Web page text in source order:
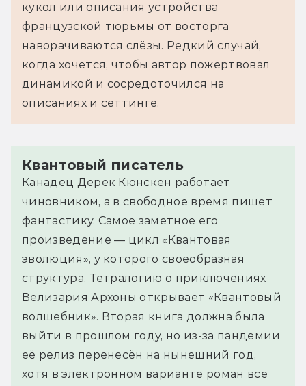
кукол или описания устройства
французской тюрьмы от восторга
наворачиваются слёзы. Редкий случай,
когда хочется, чтобы автор пожертвовал
динамикой и сосредоточился на
описаниях и сеттинге.
Квантовый писатель
Канадец Дерек Кюнскен работает
чиновником, а в свободное время пишет
фантастику. Самое заметное его
произведение — цикл «Квантовая
эволюция», у которого своеобразная
структура. Тетралогию о приключениях
Велизария Архоны открывает «Квантовый
волшебник». Вторая книга должна была
выйти в прошлом году, но из-за пандемии
её релиз перенесён на нынешний год,
хотя в электронном варианте роман всё